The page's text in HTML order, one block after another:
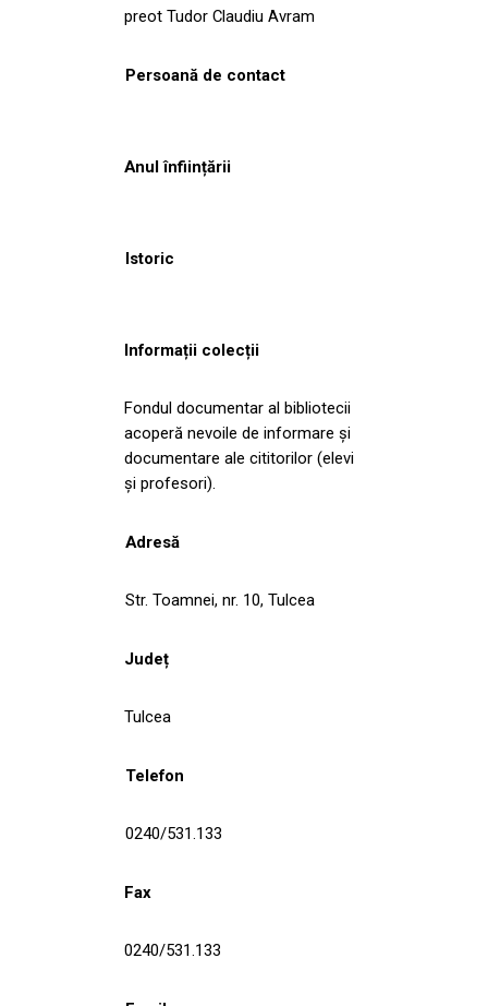
preot Tudor Claudiu Avram
Persoană de contact
Anul înființării
Istoric
Informații colecții
Fondul documentar al bibliotecii
acoperă nevoile de informare și
documentare ale cititorilor (elevi
și profesori).
Adresă
Str. Toamnei, nr. 10, Tulcea
Județ
Tulcea
Telefon
0240/531.133
Fax
0240/531.133